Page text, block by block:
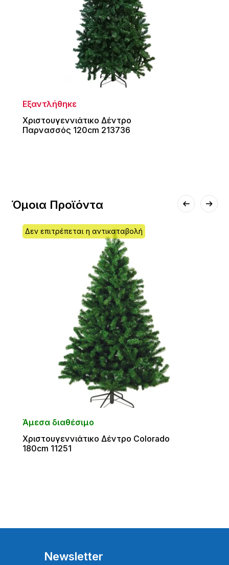
Εξαντλήθηκε
Χριστουγεννιάτικο Δέντρο
Παρνασσός 120cm 213736
Όμοια Προϊόντα
Δεν επιτρέπεται η αντικαταβολή
Άμεσα διαθέσιμο
Χριστουγεννιάτικο Δέντρο Colorado
180cm 11251
Newsletter